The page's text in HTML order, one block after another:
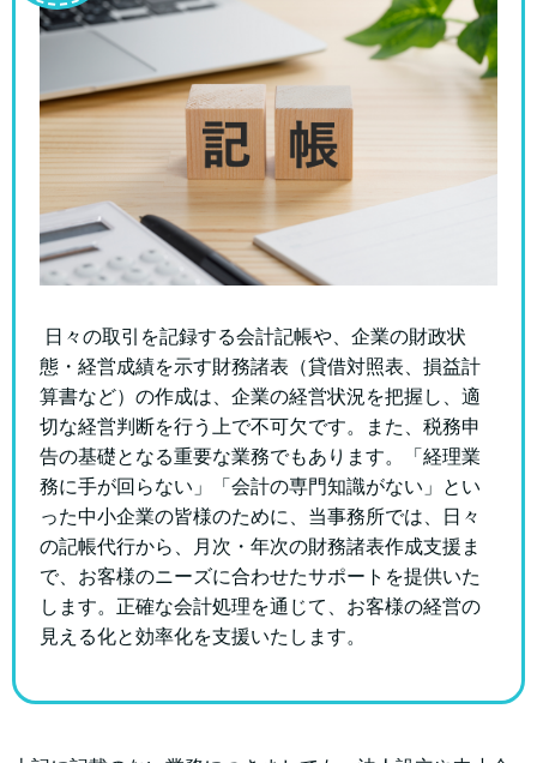
日々の取引を記録する会計記帳や、企業の財政状
態・経営成績を示す財務諸表（貸借対照表、損益計
算書など）の作成は、企業の経営状況を把握し、適
切な経営判断を行う上で不可欠です。また、税務申
告の基礎となる重要な業務でもあります。「経理業
務に手が回らない」「会計の専門知識がない」とい
った中小企業の皆様のために、当事務所では、日々
の記帳代行から、月次・年次の財務諸表作成支援ま
で、お客様のニーズに合わせたサポートを提供いた
します。正確な会計処理を通じて、お客様の経営の
見える化と効率化を支援いたします。